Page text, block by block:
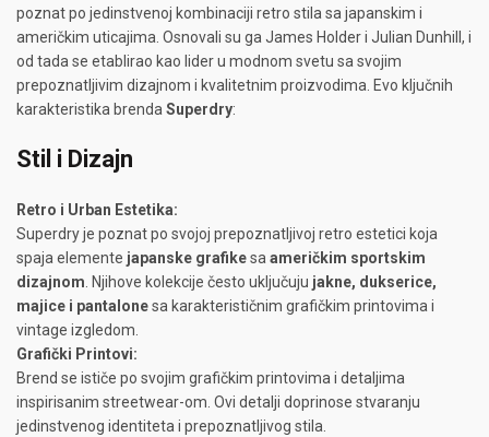
poznat po jedinstvenoj kombinaciji retro stila sa japanskim i
američkim uticajima. Osnovali su ga James Holder i Julian Dunhill, i
od tada se etablirao kao lider u modnom svetu sa svojim
prepoznatljivim dizajnom i kvalitetnim proizvodima. Evo ključnih
karakteristika brendaSuperdry:
Stil i Dizajn
Retro i Urban Estetika:
Superdry je poznat po svojoj prepoznatljivoj retro estetici koja
spaja elemente japanske grafikesaameričkim sportskim
dizajnom. Njihove kolekcije često uključuju jakne, dukserice,
majice i pantalonesa karakterističnim grafičkim printovima i
vintage izgledom.
Grafički Printovi:
Brend se ističe po svojim grafičkim printovima i detaljima
inspirisanim streetwear-om. Ovi detalji doprinose stvaranju
jedinstvenog identiteta i prepoznatljivog stila.